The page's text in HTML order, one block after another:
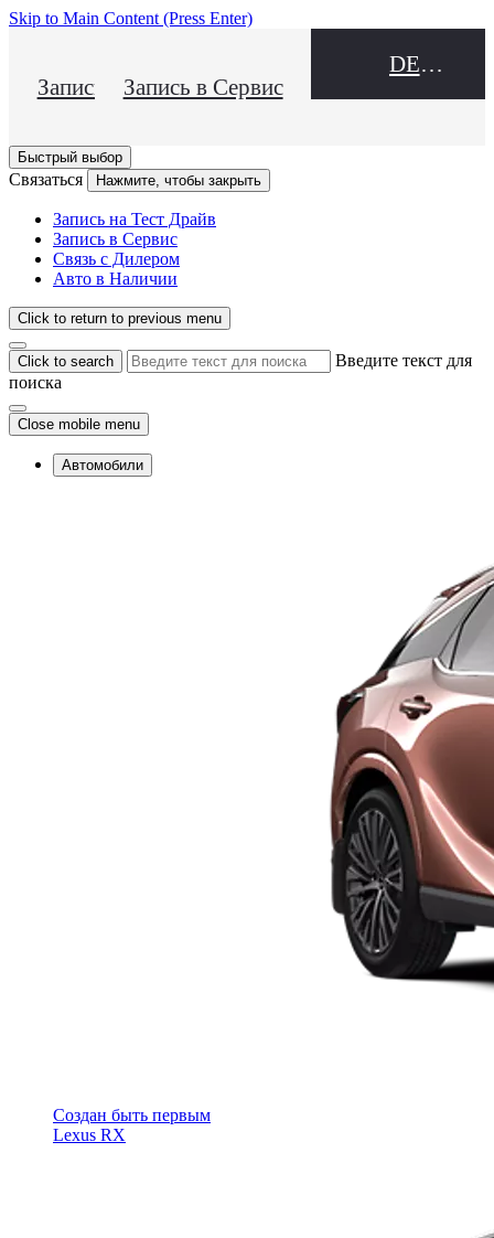
Skip to Main Content (Press Enter)
Запись на Тест Драйв
Запись в Сервис
DEALER NAME
Быстрый выбор
Связаться Нажмите, чтобы закрыть
Запись на Тест Драйв
Запись в Сервис
Связь с Дилером
Авто в Наличии
Click to return to previous menu
Click to search
Введите текст для
поиска
Close mobile menu
Автомобили
Cоздан быть первым
Lexus RX